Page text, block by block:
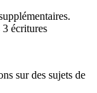
3 écritures
sur des sujets de